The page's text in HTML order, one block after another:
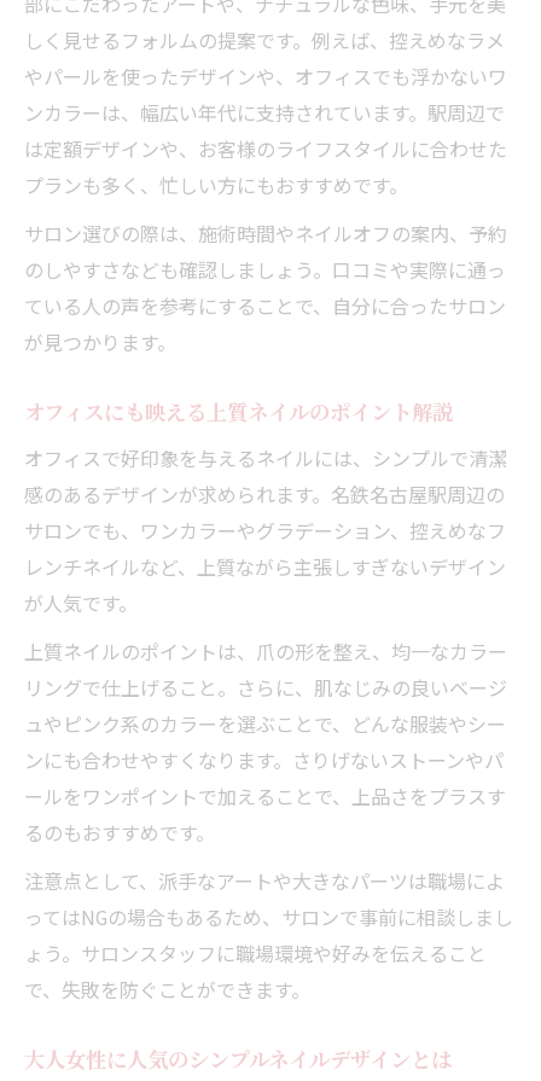
は
ネイルアートでモチベーションを上げる秘
手元美人を育む大人ネイルケアの新常識
大人の身だしなみネイルケアが手元美人の
名鉄名古屋駅周辺で叶う最新ネイルケア事
情
美しい指先を作るための新定番ネイル術と
季節やシーンに合わせた大人の指先演出法
ネイルケアで若々しさと清潔感を持続させ
る方法
日常使いに最適なシンプルネイルの選び方
大人の身だしなみネイルケアで叶うシンプ
ル美ネイル
名鉄名古屋駅周辺で選ぶシンプルデザイン
の魅力
オフィスでも浮かない大人向けネイルアー
トの選択肢
日常使いしやすいカラーと形のポイント紹
介
シンプルだけど上品なネイルケアのコツ解
説
しく見せるフォルムの提案です。例えば、控えめなラメ
やパールを使ったデザインや、オフィスでも浮かないワ
ンカラーは、幅広い年代に支持されています。駅周辺で
は定額デザインや、お客様のライフスタイルに合わせた
プランも多く、忙しい方にもおすすめです。
サロン選びの際は、施術時間やネイルオフの案内、予約
のしやすさなども確認しましょう。口コミや実際に通っ
ている人の声を参考にすることで、自分に合ったサロン
が見つかります。
オフィスにも映える上質ネイルのポイント解説
オフィスで好印象を与えるネイルには、シンプルで清潔
感のあるデザインが求められます。名鉄名古屋駅周辺の
サロンでも、ワンカラーやグラデーション、控えめなフ
レンチネイルなど、上質ながら主張しすぎないデザイン
が人気です。
上質ネイルのポイントは、爪の形を整え、均一なカラー
リングで仕上げること。さらに、肌なじみの良いベージ
ュやピンク系のカラーを選ぶことで、どんな服装やシー
ンにも合わせやすくなります。さりげないストーンやパ
ールをワンポイントで加えることで、上品さをプラスす
るのもおすすめです。
注意点として、派手なアートや大きなパーツは職場によ
ってはNGの場合もあるため、サロンで事前に相談しまし
ょう。サロンスタッフに職場環境や好みを伝えること
で、失敗を防ぐことができます。
大人女性に人気のシンプルネイルデザインとは